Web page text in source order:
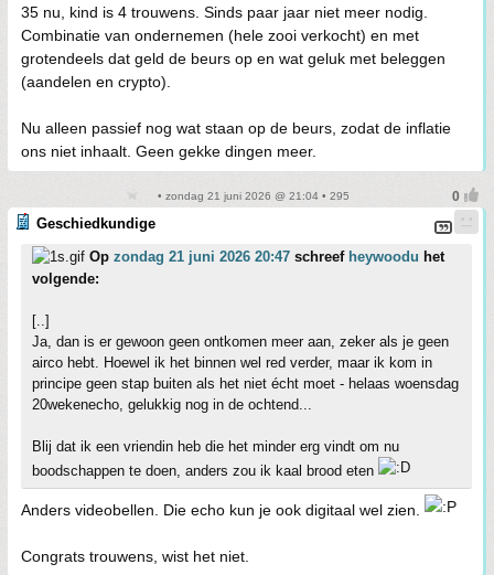
35 nu, kind is 4 trouwens. Sinds paar jaar niet meer nodig.
Combinatie van ondernemen (hele zooi verkocht) en met
grotendeels dat geld de beurs op en wat geluk met beleggen
(aandelen en crypto).
Nu alleen passief nog wat staan op de beurs, zodat de inflatie
ons niet inhaalt. Geen gekke dingen meer.
• zondag 21 juni 2026 @ 21:04 • 295
Geschiedkundige
Op zondag 21 juni 2026 20:47 schreef heywoodu het
volgende:
[..]
Ja, dan is er gewoon geen ontkomen meer aan, zeker als je geen
airco hebt. Hoewel ik het binnen wel red verder, maar ik kom in
principe geen stap buiten als het niet écht moet - helaas woensdag
20wekenecho, gelukkig nog in de ochtend...
Blij dat ik een vriendin heb die het minder erg vindt om nu
boodschappen te doen, anders zou ik kaal brood eten
Anders videobellen. Die echo kun je ook digitaal wel zien.
Congrats trouwens, wist het niet.